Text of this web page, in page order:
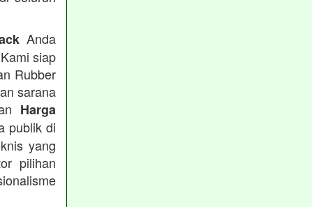
Anda
siap
Rubber
sarana
Harga
publik di
yang
pilihan